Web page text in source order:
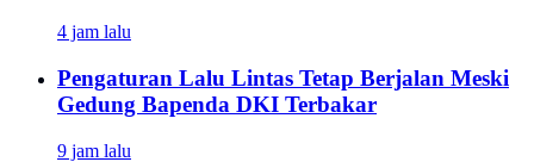
4 jam lalu
Pengaturan Lalu Lintas Tetap Berjalan Meski
Gedung Bapenda DKI Terbakar
9 jam lalu